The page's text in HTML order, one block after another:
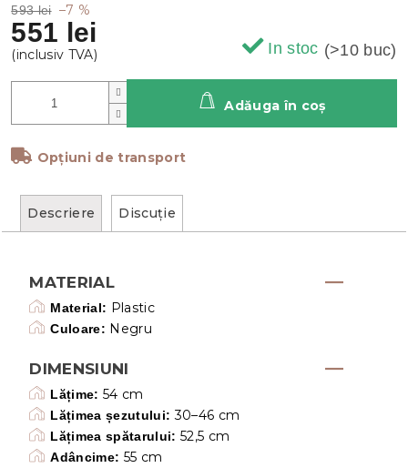
593 lei –7 %
551 lei
In stoc (>10 buc)
Opțiuni de transport
Adăuga în coş
Descriere Discuţie
MATERIAL
Material: Plastic
Culoare: Negru
DIMENSIUNI
Lățime: 54 cm
Lățimea șezutului: 30–46 cm
Lățimea spătarului: 52,5 cm
Adâncime: 55 cm